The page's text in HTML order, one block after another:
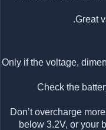
1.Only if the voltage,
2.Check the
3.Don’t overcharge
below 3.2V, or your